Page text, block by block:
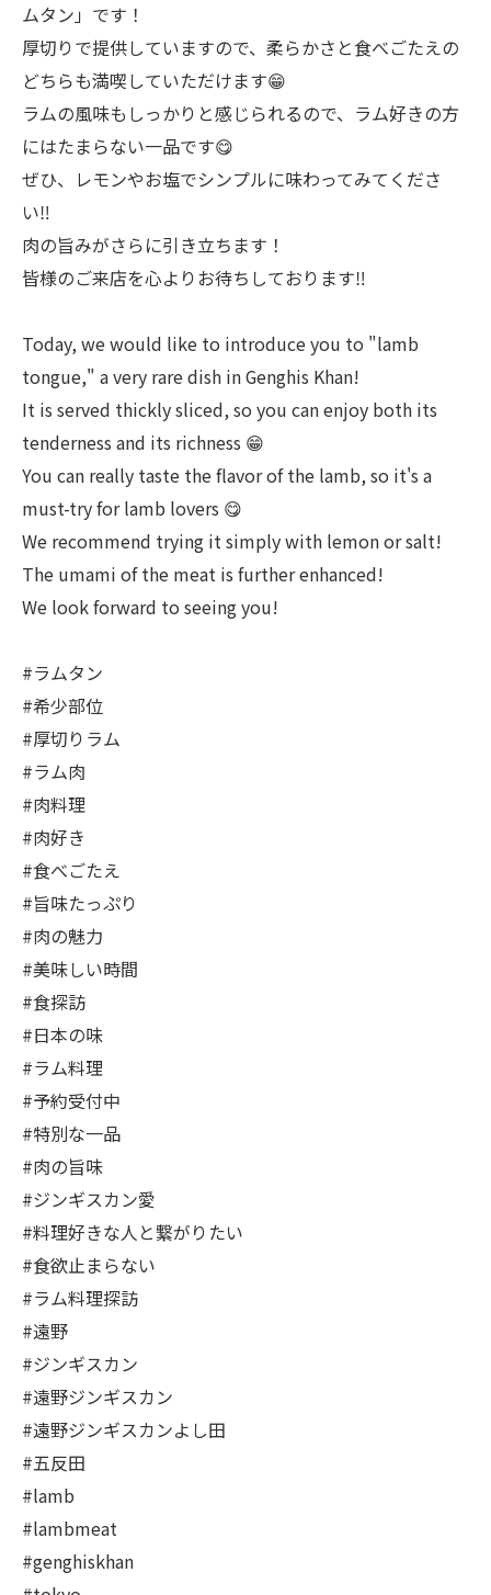
ムタン」です！
厚切りで提供していますので、柔らかさと食べごたえの
どちらも満喫していただけます😁
ラムの風味もしっかりと感じられるので、ラム好きの方
にはたまらない一品です😋
ぜひ、レモンやお塩でシンプルに味わってみてくださ
い‼︎
肉の旨みがさらに引き立ちます！
皆様のご来店を心よりお待ちしております‼︎
Today, we would like to introduce you to "lamb
tongue," a very rare dish in Genghis Khan!
It is served thickly sliced, so you can enjoy both its
tenderness and its richness 😁
You can really taste the flavor of the lamb, so it's a
must-try for lamb lovers 😋
We recommend trying it simply with lemon or salt! ︎
The umami of the meat is further enhanced!
We look forward to seeing you! ︎
#ラムタン
#希少部位
#厚切りラム
#ラム肉
#肉料理
#肉好き
#食べごたえ
#旨味たっぷり
#肉の魅力
#美味しい時間
#食探訪
#日本の味
#ラム料理
#予約受付中
#特別な一品
#肉の旨味
#ジンギスカン愛
#料理好きな人と繋がりたい
#食欲止まらない
#ラム料理探訪
#遠野
#ジンギスカン
#遠野ジンギスカン
#遠野ジンギスカンよし田
#五反田
#lamb
#lambmeat
#genghiskhan